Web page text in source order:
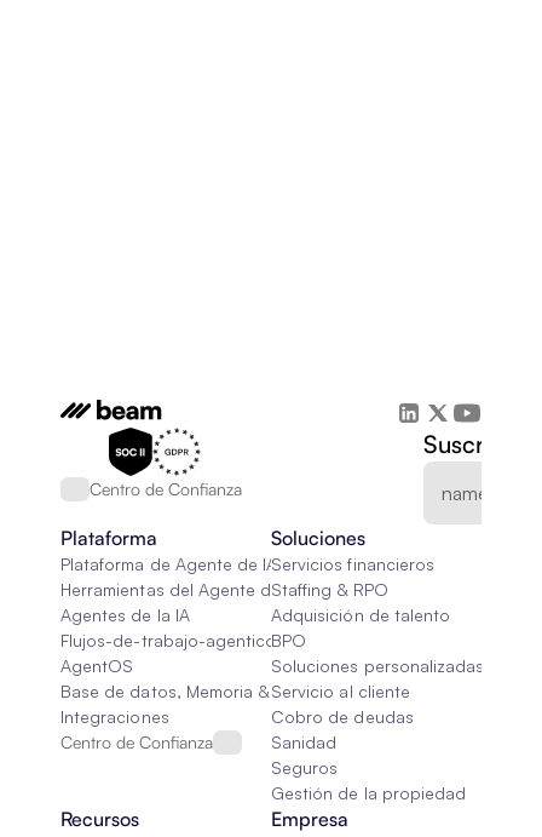
Centro de Confianza
Plataforma
Plataforma de Agente de IA
Herramientas del Agente de IA
Agentes de la IA
Flujos-de-trabajo-agenticos
AgentOS
Base de datos, Memoria & Trapo
Integraciones
Centro de Confianza
Soluciones
Servicios financieros
Staffing & RPO
Adquisición de talento
BPO
Soluciones personalizadas de IA
Servicio al cliente
Cobro de deudas
Sanidad
Seguros
Gestión de la propiedad
Recursos Empresa